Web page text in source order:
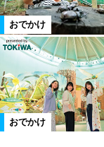
県北エリア
三島町
柳津町
おでかけ
おでかけ